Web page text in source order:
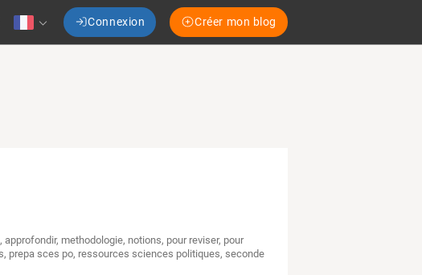
Connexion Créer mon blog
,approfondir, methodologie, notions, pour reviser, pour
, prepa sces po, ressources sciences politiques,seconde